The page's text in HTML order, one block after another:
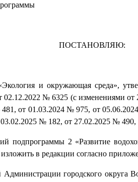
ПОСТАНОВЛЯЮ:
и окружающая среда»,
02.12.2022 № 6325 (с изменениями
от 01.03.2024 № 975, от
№ 182, от 27.02.2025 №
подпрограммы 2 «Развитие
изложить в редакции согласно
городского округа